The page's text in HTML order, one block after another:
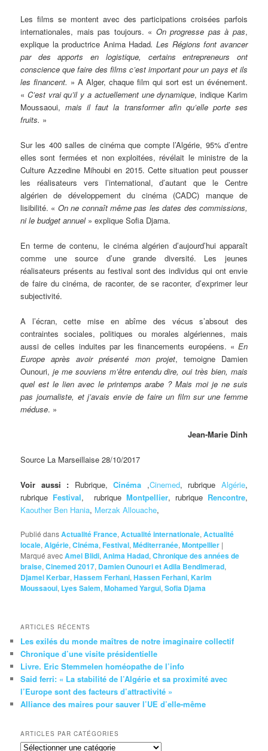
Les films se montent avec des participations croisées parfois
internationales, mais pas toujours. « On progresse pas à pas,
explique la productrice Anima Hadad. Les Régions font avancer
par des apports en logistique, certains entrepreneurs ont
conscience que faire des films c’est important pour un pays et ils
les financent. » A Alger, chaque film qui sort est un événement.
« C’est vrai qu’il y a actuellement une dynamique, indique Karim
Moussaoui, mais il faut la transformer afin qu’elle porte ses
fruits. »
Sur les 400 salles de cinéma que compte l’Algérie, 95% d’entre
elles sont fermées et non exploitées, révélait le ministre de la
Culture Azzedine Mihoubi en 2015. Cette situation peut pousser
les réalisateurs vers l’international, d’autant que le Centre
algérien de développement du cinéma (CADC) manque de
lisibilité. « On ne connaît même pas les dates des commissions,
ni le budget annuel» explique Sofia Djama.
En terme de contenu, le cinéma algérien d’aujourd’hui apparaît
comme une source d’une grande diversité. Les jeunes
réalisateurs présents au festival sont des individus qui ont envie
de faire du cinéma, de raconter, de se raconter, d’exprimer leur
subjectivité.
A l’écran, cette mise en abîme des vécus s’absout des
contraintes sociales, politiques ou morales algériennes, mais
aussi de celles induites par les financements européens. « En
Europe après avoir présenté mon projet, temoigne Damien
Ounouri, je me souviens m’être entendu dire, oui très bien, mais
quel est le lien avec le printemps arabe ? Mais moi je ne suis
pas journaliste, et j’avais envie de faire un film sur une femme
méduse. »
Jean-Marie Dinh
Source La Marseillaise 28/10/2017
Voir aussi : Rubrique,Cinéma ,Cinemed, rubrique Algérie,
rubrique Festival, rubrique Montpellier, rubrique Rencontre,
Kaouther Ben Hania, Merzak Allouache,
Publié dansActualité France,Actualité internationale,Actualité
locale,Algérie,Cinéma,Festival,Méditerranée,Montpellier |
Marqué avecAmel Blidi,Anima Hadad,Chronique des années de
braise,Cinemed 2017, Damien Ounouri et Adila Bendimerad,
Djamel Kerbar,Hassem Ferhani,Hassen Ferhani,Karim
Moussaoui, Lyes Salem,Mohamed Yargui,Sofia Djama
ARTICLES RÉCENTS
Les exilés du monde maîtres de notre imaginaire collectif
Chronique d’une visite présidentielle
Livre. Eric Stemmelen homéopathe de l’info
Said ferri: « La stabilité de l’Algérie et sa proximité avec
l’Europe sont des facteurs d’attractivité »
Alliance des maires pour sauver l’UE d’elle-même
ARTICLES PAR CATÉGORIES
Articles